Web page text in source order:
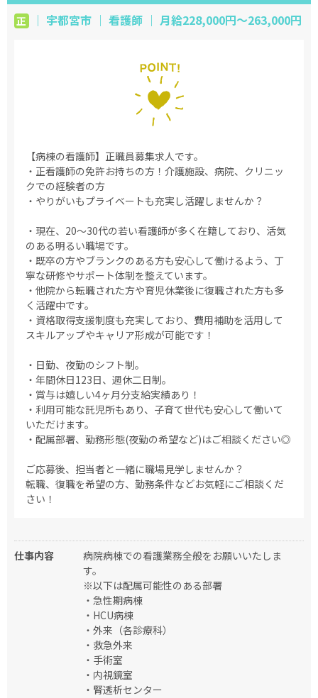
正 ｜ 宇都宮市 ｜ 看護師 ｜ 月給228,000円〜263,000円
【病棟の看護師】正職員募集求人です。
・正看護師の免許お持ちの方！介護施設、病院、クリニッ
クでの経験者の方
・やりがいもプライベートも充実し活躍しませんか？
・現在、20～30代の若い看護師が多く在籍しており、活気
のある明るい職場です。
・既卒の方やブランクのある方も安心して働けるよう、丁
寧な研修やサポート体制を整えています。
・他院から転職された方や育児休業後に復職された方も多
く活躍中です。
・資格取得支援制度も充実しており、費用補助を活用して
スキルアップやキャリア形成が可能です！
・日勤、夜勤のシフト制。
・年間休日123日、週休二日制。
・賞与は嬉しい4ヶ月分支給実績あり！
・利用可能な託児所もあり、子育て世代も安心して働いて
いただけます。
・配属部署、勤務形態(夜勤の希望など)はご相談ください◎
ご応募後、担当者と一緒に職場見学しませんか？
転職、復職を希望の方、勤務条件などお気軽にご相談くだ
さい！
仕事内容
病院病棟での看護業務全般をお願いいたしま
す。
※以下は配属可能性のある部署
・急性期病棟
・HCU病棟
・外来（各診療科）
・救急外来
・手術室
・内視鏡室
・腎透析センター